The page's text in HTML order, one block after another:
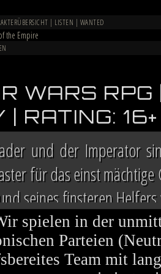
| LISTEN | WANTED
WARS
| RATING:
und der Imperator
für das einst
seines finsteren
auf vielen Welten,
spielen in der
Parteien
Team mit